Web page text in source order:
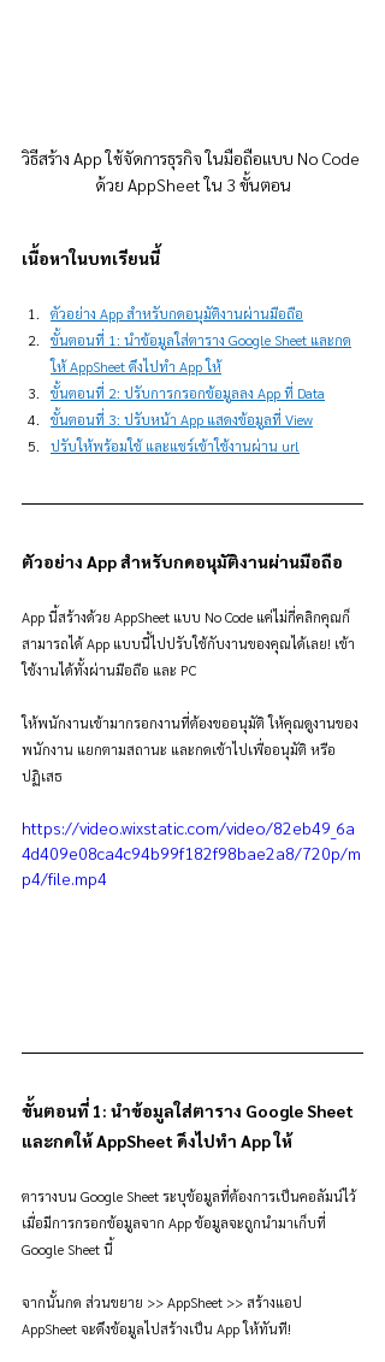
วิธีสร้าง App ใช้จัดการธุรกิจ ในมือถือแบบ No Code
ด้วย AppSheet ใน 3 ขั้นตอน
เนื้อหาในบทเรียนนี้
ตัวอย่าง App สำหรับกดอนุมัติงานผ่านมือถือ
ขั้นตอนที่ 1: นำข้อมูลใส่ตาราง Google Sheet และกด
ให้ AppSheet ดึงไปทำ App ให้
ขั้นตอนที่ 2: ปรับการกรอกข้อมูลลง App ที่ Data
ขั้นตอนที่ 3: ปรับหน้า App แสดงข้อมูลที่ View
ปรับให้พร้อมใช้ และแชร์เข้าใช้งานผ่าน url
ตัวอย่าง App สำหรับกดอนุมัติงานผ่านมือถือ
App นี้สร้างด้วย AppSheet แบบ No Code แค่ไม่กี่คลิกคุณก็
สามารถได้ App แบบนี้ไปปรับใช้กับงานของคุณได้เลย! เข้า
ใช้งานได้ทั้งผ่านมือถือ และ PC
ให้พนักงานเข้ามากรอกงานที่ต้องขออนุมัติ ให้คุณดูงานของ
พนักงาน แยกตามสถานะ และกดเข้าไปเพื่ออนุมัติ หรือ
ปฏิเสธ
https://video.wixstatic.com/video/82eb49_6a
4d409e08ca4c94b99f182f98bae2a8/720p/m
p4/file.mp4
ขั้นตอนที่ 1: นำข้อมูลใส่ตาราง Google Sheet
และกดให้ AppSheet ดึงไปทำ App ให้
ตารางบน Google Sheet ระบุข้อมูลที่ต้องการเป็นคอลัมน์ไว้
เมื่อมีการกรอกข้อมูลจาก App ข้อมูลจะถูกนำมาเก็บที่
Google Sheet นี้
จากนั้นกด ส่วนขยาย >> AppSheet >> สร้างแอป
AppSheet จะดึงข้อมูลไปสร้างเป็น App ให้ทันที!